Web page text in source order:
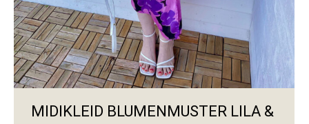
MIDIKLEID BLUMENMUSTER LILA &